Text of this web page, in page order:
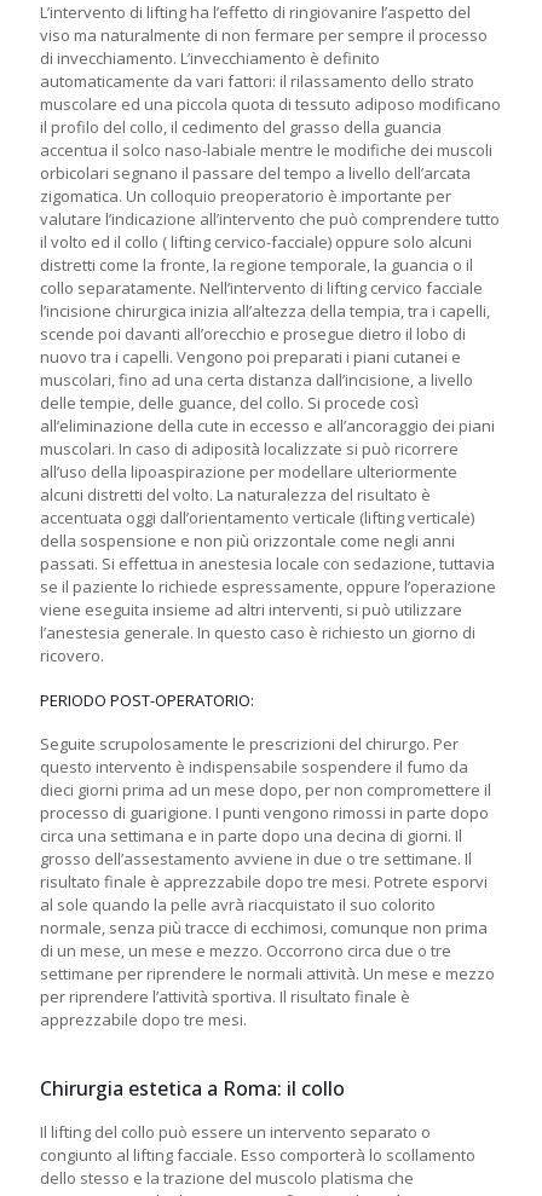
L’intervento di lifting ha l’effetto di ringiovanire l’aspetto del
viso ma naturalmente di non fermare per sempre il processo
di invecchiamento. L’invecchiamento è definito
automaticamente da vari fattori: il rilassamento dello strato
muscolare ed una piccola quota di tessuto adiposo modificano
il profilo del collo, il cedimento del grasso della guancia
accentua il solco naso-labiale mentre le modifiche dei muscoli
orbicolari segnano il passare del tempo a livello dell’arcata
zigomatica. Un colloquio preoperatorio è importante per
valutare l’indicazione all’intervento che può comprendere tutto
il volto ed il collo ( lifting cervico-facciale) oppure solo alcuni
distretti come la fronte, la regione temporale, la guancia o il
collo separatamente. Nell’intervento di lifting cervico facciale
l’incisione chirurgica inizia all’altezza della tempia, tra i capelli,
scende poi davanti all’orecchio e prosegue dietro il lobo di
nuovo tra i capelli. Vengono poi preparati i piani cutanei e
muscolari, fino ad una certa distanza dall’incisione, a livello
delle tempie, delle guance, del collo. Si procede così
all’eliminazione della cute in eccesso e all’ancoraggio dei piani
muscolari. In caso di adiposità localizzate si può ricorrere
all’uso della lipoaspirazione per modellare ulteriormente
alcuni distretti del volto. La naturalezza del risultato è
accentuata oggi dall’orientamento verticale (lifting verticale)
della sospensione e non più orizzontale come negli anni
passati. Si effettua in anestesia locale con sedazione, tuttavia
se il paziente lo richiede espressamente, oppure l’operazione
viene eseguita insieme ad altri interventi, si può utilizzare
l’anestesia generale. In questo caso è richiesto un giorno di
ricovero.
PERIODO POST-OPERATORIO:
Seguite scrupolosamente le prescrizioni del chirurgo. Per
questo intervento è indispensabile sospendere il fumo da
dieci giorni prima ad un mese dopo, per non compromettere il
processo di guarigione. I punti vengono rimossi in parte dopo
circa una settimana e in parte dopo una decina di giorni. Il
grosso dell’assestamento avviene in due o tre settimane. Il
risultato finale è apprezzabile dopo tre mesi. Potrete esporvi
al sole quando la pelle avrà riacquistato il suo colorito
normale, senza più tracce di ecchimosi, comunque non prima
di un mese, un mese e mezzo. Occorrono circa due o tre
settimane per riprendere le normali attività. Un mese e mezzo
per riprendere l’attività sportiva. Il risultato finale è
apprezzabile dopo tre mesi.
Chirurgia estetica a Roma: il collo
Il lifting del collo può essere un intervento separato o
congiunto al lifting facciale. Esso comporterà lo scollamento
dello stesso e la trazione del muscolo platisma che